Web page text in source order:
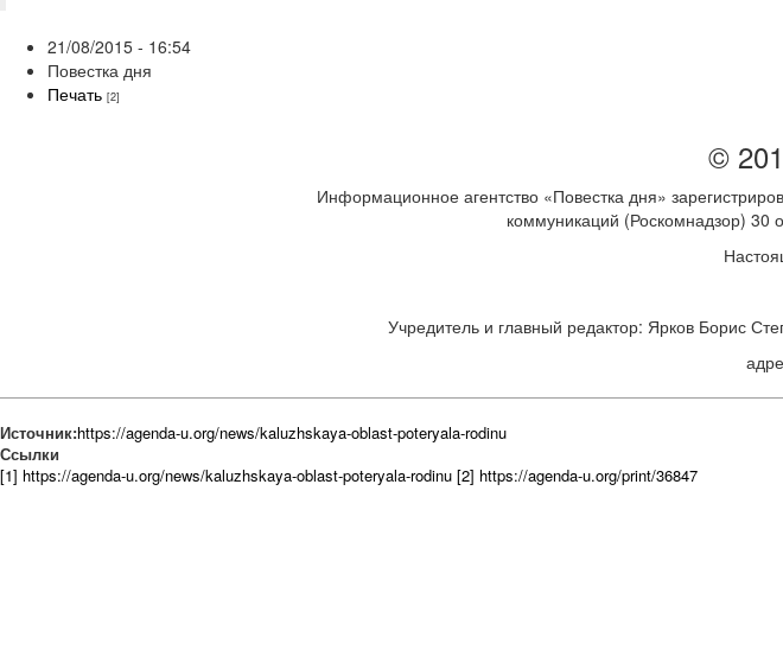
21/08/2015 - 16:54
Повестка дня
Печать [2]
©
Информационное агентство «Повестка дня»
коммуникаций (Роскомнадзор)
Учредитель и главный редактор: Ярков Борис
Источник:https://agenda-u.org/news/kaluzhskaya-oblast-poteryala-rodinu
Ссылки
[1] https://agenda-u.org/news/kaluzhskaya-oblast-poteryala-rodinu [2] https://agenda-u.org/print/36847